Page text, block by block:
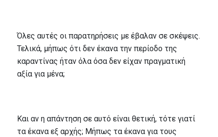
Όλες αυτές οι παρατηρήσεις με έβαλαν σε σκέψεις.
Τελικά, μήπως ότι δεν έκανα την περίοδο της
καραντίνας ήταν όλα όσα δεν είχαν πραγματική
αξία για μένα;
Και αν η απάντηση σε αυτό είναι θετική, τότε γιατί
τα έκανα εξ αρχής; Μήπως τα έκανα για τους